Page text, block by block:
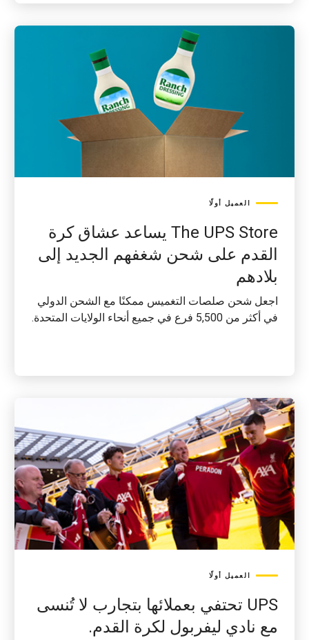
العميل أولًا
The UPS Store يساعد عشاق كرة
القدم على شحن شغفهم الجديد إلى
بلادهم
اجعل شحن صلصات التغميس ممكنًا مع الشحن الدولي
في أكثر من 5,500 فرع في جميع أنحاء الولايات المتحدة.
العميل أولًا
UPS تحتفي بعملائها بتجارب لا تُنسى
مع نادي ليفربول لكرة القدم.